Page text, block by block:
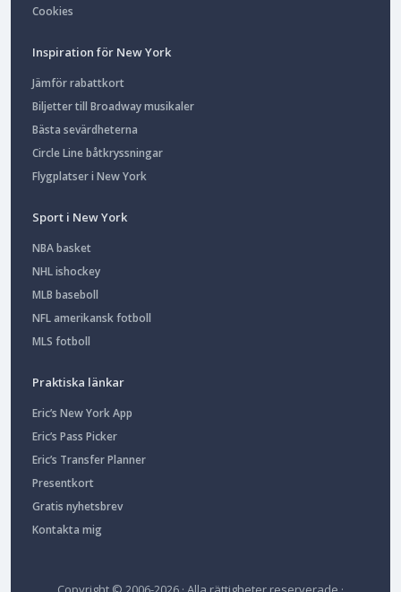
Cookies
Inspiration för New York
Jämför rabattkort
Biljetter till Broadway musikaler
Bästa sevärdheterna
Circle Line båtkryssningar
Flygplatser i New York
Sport i New York
NBA basket
NHL ishockey
MLB baseboll
NFL amerikansk fotboll
MLS fotboll
Praktiska länkar
Eric’s New York App
Eric’s Pass Picker
Eric’s Transfer Planner
Presentkort
Gratis nyhetsbrev
Kontakta mig